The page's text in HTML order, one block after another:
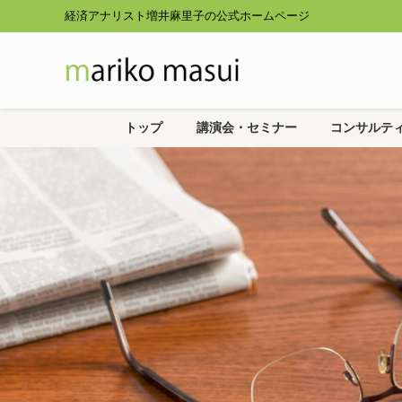
経済アナリスト増井麻里子の公式ホームページ
トップ 講演会・セミナー コンサルテ